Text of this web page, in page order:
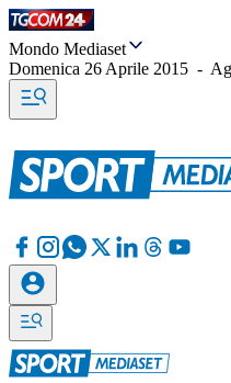
Mondo Mediaset
Domenica 26 Aprile 2015 -